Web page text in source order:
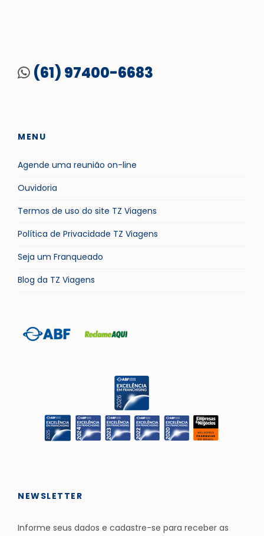
(61) 97400-6683
MENU
Agende uma reunião on-line
Ouvidoria
Termos de uso do site TZ Viagens
Política de Privacidade TZ Viagens
Seja um Franqueado
Blog da TZ Viagens
NEWSLETTER
Informe seus dados e cadastre-se para receber as